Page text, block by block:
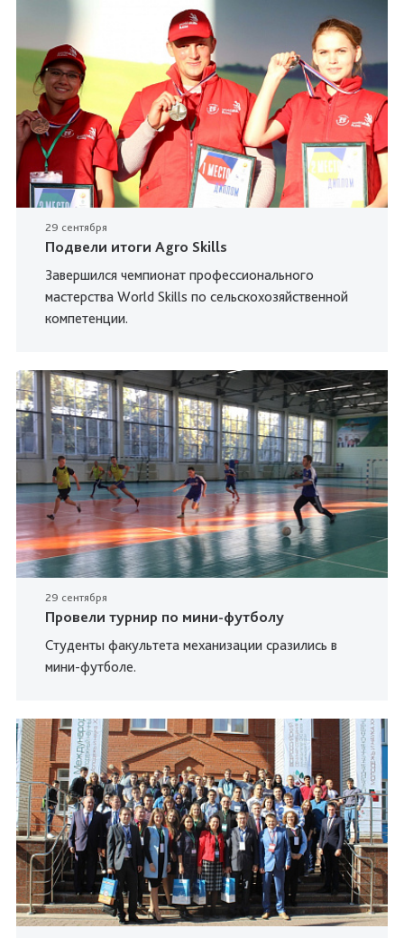
29 сентября
Подвели итоги Agro Skills
Завершился чемпионат профессионального
мастерства World Skills по сельскохозяйственной
компетенции.
29 сентября
Провели турнир по мини-футболу
Студенты факультета механизации сразились в
мини-футболе.